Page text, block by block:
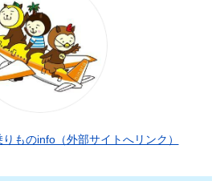
ものinfo（外部サイトへリンク）